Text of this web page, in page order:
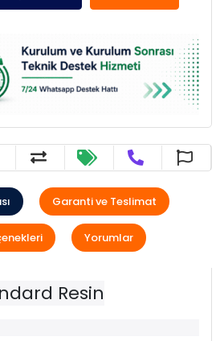
Garanti ve Teslimat
Yorumlar
Resin